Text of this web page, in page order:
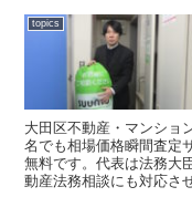
topics
大田区不動産・マンシ
名でも相場価格瞬間査
無料です。代表は法務大
動産法務相談にも対応さ